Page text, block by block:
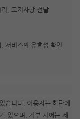
, 고지사항 전달
서비스의 유효성 확인
습니다. 이용자는 하단에
있으며, 거부 시에는 제